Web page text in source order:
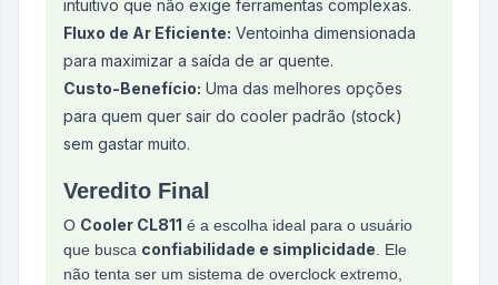
intuitivo que não exige ferramentas complexas.
Fluxo de Ar Eficiente: Ventoinha dimensionada
para maximizar a saída de ar quente.
Custo-Benefício: Uma das melhores opções
para quem quer sair do cooler padrão (stock)
sem gastar muito.
Veredito Final
O Cooler CL811 é a escolha ideal para o usuário
que busca confiabilidade e simplicidade . Ele
não tenta ser um sistema de overclock extremo,